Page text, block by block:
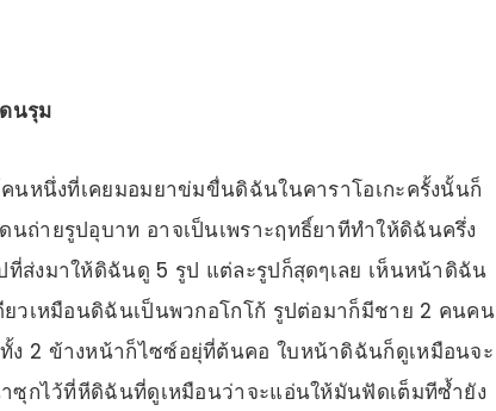
นรุม
หนึ่งที่เคยมอมยาข่มขื่นดิฉันในคาราโอเกะครั้งนั้นก็
ถ่ายรูปอุบาท อาจเป็นเพราะฤทธิ์ยาทีทำให้ดิฉันครึ่ง
ส่งมาให้ดิฉันดู 5 รูป แต่ละรูปก็สุดๆเลย เห็นหน้าดิฉัน
วเหมือนดิฉันเป็นพวกอโกโก้ รูปต่อมาก็มีชาย 2 คนคน
ง 2 ข้างหน้าก็ไซซ์อยุ่ที่ต้นคอ ใบหน้าดิฉันก็ดูเหมือนจะ
าซุกไว้ที่หีดิฉันที่ดูเหมือนว่าจะแอ่นให้มันฟัดเต็มทีซ้ำยัง